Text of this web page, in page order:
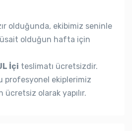
olduğunda, ekibimiz seninle
olduğun hafta için
İçi teslimatı ücretsizdir.
profesyonel ekiplerimiz
olarak yapılır.